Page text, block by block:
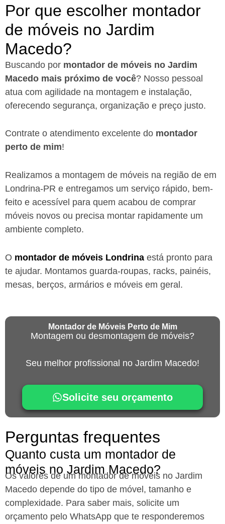
Por que escolher montador
de móveis no Jardim
Macedo?
Buscando por montador de móveis no Jardim
Macedo mais próximo de você? Nosso pessoal
atua com agilidade na montagem e instalação,
oferecendo segurança, organização e preço justo.
Contrate o atendimento excelente do montador
perto de mim!
Realizamos a montagem de móveis na região de em
Londrina-PR e entregamos um serviço rápido, bem-
feito e acessível para quem acabou de comprar
móveis novos ou precisa montar rapidamente um
ambiente completo.
O montador de móveis Londrina está pronto para
te ajudar. Montamos guarda-roupas, racks, painéis,
mesas, berços, armários e móveis em geral.
Montador de Móveis Perto de Mim
Montagem ou desmontagem de móveis?
Seu melhor profissional no Jardim Macedo!
Solicite seu orçamento
Perguntas frequentes
Quanto custa um montador de
móveis no Jardim Macedo?
Os valores de um montador de móveis no Jardim
Macedo depende do tipo de móvel, tamanho e
complexidade. Para saber mais, solicite um
orçamento pelo WhatsApp que te responderemos